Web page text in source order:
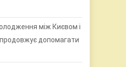
між Києвом і
допомагати